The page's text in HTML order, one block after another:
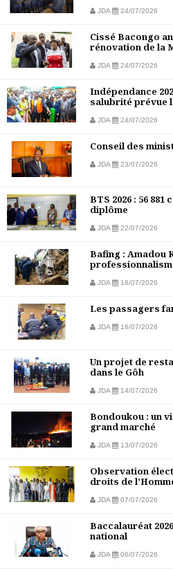
JDA 24/07/2026
Cissé Bacongo
rénovation de la
JDA 24/07/2026
Indépendance
salubrité prévue
JDA 24/07/2026
Conseil des
JDA 23/07/2026
BTS 2026 : 56
diplôme
JDA 22/07/2026
Bafing : Amadou
JDA 18/07/2026
Les passagers
JDA 16/07/2026
Un projet de
dans le Gôh
JDA 14/07/2026
Bondoukou : un
grand marché
JDA 13/07/2026
Observation
droits de
JDA 07/07/2026
Baccalauréat
national
JDA 06/07/2026